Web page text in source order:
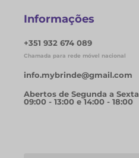
Informações
+351 932 674 089
Chamada para rede móvel nacional
info.mybrinde@gmail.com
Abertos de Segunda a Sexta
09:00 - 13:00 e 14:00 - 18:00